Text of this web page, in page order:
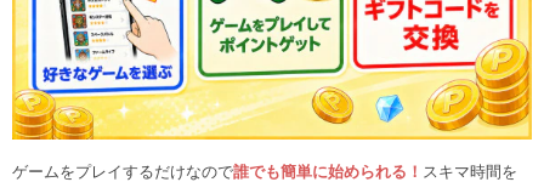
ゲームをプレイするだけなので誰でも簡単に始められる！ スキマ時間を